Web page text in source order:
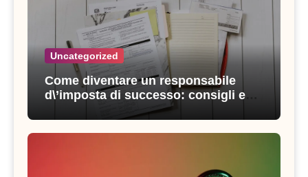
Uncategorized
Come diventare un responsabile
d\’imposta di successo: consigli e
strategie vincenti